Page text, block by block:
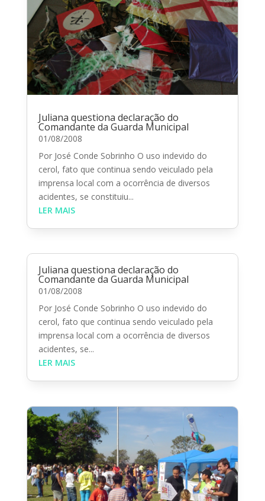
Juliana questiona declaração do
Comandante da Guarda Municipal
01/08/2008
Por José Conde Sobrinho O uso indevido do
cerol, fato que continua sendo veiculado pela
imprensa local com a ocorrência de diversos
acidentes, se constituiu...
LER MAIS
Juliana questiona declaração do
Comandante da Guarda Municipal
01/08/2008
Por José Conde Sobrinho O uso indevido do
cerol, fato que continua sendo veiculado pela
imprensa local com a ocorrência de diversos
acidentes, se...
LER MAIS